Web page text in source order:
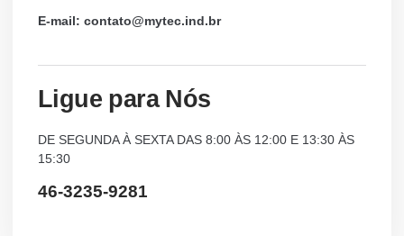
E-mail: contato@mytec.ind.br
Ligue para Nós
DE SEGUNDA À SEXTA DAS 8:00 ÀS 12:00 E 13:30 ÀS
15:30
46-3235-9281